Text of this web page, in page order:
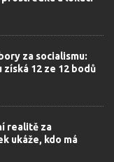
za socialismu:
12 ze 12 bodů
realitě za
ukáže, kdo má